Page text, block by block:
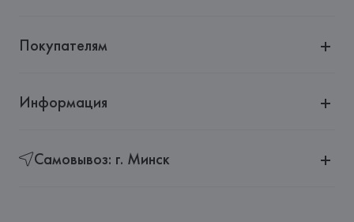
Покупателям
Информация
Самовывоз: г. Минск